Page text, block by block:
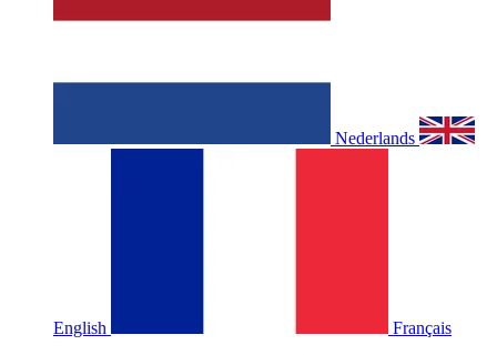
Nederlands
English
Français